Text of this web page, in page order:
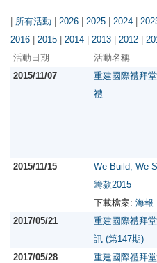
| 所有活動 | 2026 | 2025 | 2024 |
2016 | 2015 | 2014 | 2013 | 2012 |
活動日期
活動名稱
2015/11/07
重建國際禮拜
禮
2015/11/15
We Build, We
籌款2015
下載檔案: 海報
2017/05/21
重建國際禮拜
訊 (第147期)
2017/05/28
重建國際禮拜